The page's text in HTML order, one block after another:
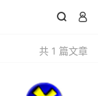
 
共 1 篇文章